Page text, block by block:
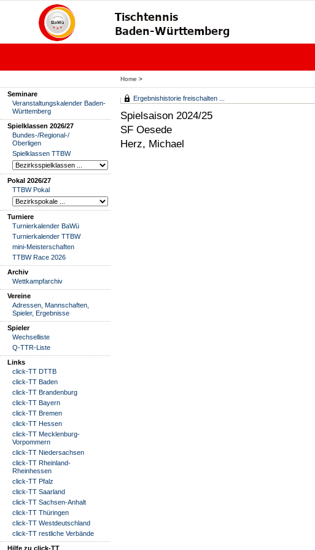
Home >
Seminare
Veranstaltungskalender Baden-
Württemberg
Spielklassen 2026/27
Bundes-/Regional-/
Oberligen
Spielklassen TTBW
Pokal 2026/27
TTBW Pokal
Turniere
Turnierkalender BaWü
Turnierkalender TTBW
mini-Meisterschaften
TTBW Race 2026
Archiv
Wettkampfarchiv
Vereine
Adressen, Mannschaften,
Spieler, Ergebnisse
Spieler
Wechselliste
Q-TTR-Liste
Links
click-TT DTTB
click-TT Baden
click-TT Brandenburg
click-TT Bayern
click-TT Bremen
click-TT Hessen
click-TT Mecklenburg-
Vorpommern
click-TT Niedersachsen
click-TT Rheinland-
Rheinhessen
click-TT Pfalz
click-TT Saarland
click-TT Sachsen-Anhalt
click-TT Thüringen
click-TT Westdeutschland
click-TT restliche Verbände
Hilfe zu click-TT
Ergebnishistorie freischalten ...
Spielsaison 2024/25
SF Oesede
Herz, Michael